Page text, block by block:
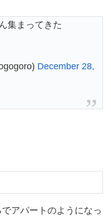
集まってきた
December 28,
アパートのようになっ